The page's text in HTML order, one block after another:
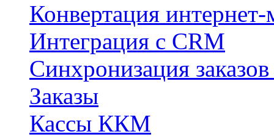
Конвертация интернет-
Интеграция с CRM
Синхронизация
Заказы
Кассы ККМ